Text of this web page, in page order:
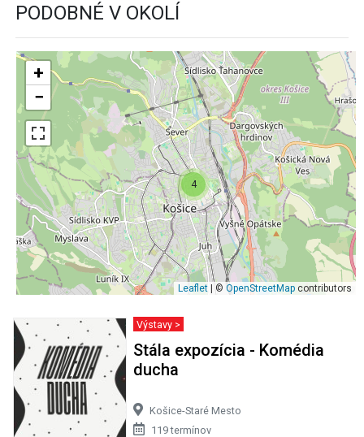
PODOBNÉ V OKOLÍ
4
+
−
Leaflet | © OpenStreetMap contributors
Výstavy >
Stála expozícia - Komédia
ducha
Košice-Staré Mesto
119 termínov